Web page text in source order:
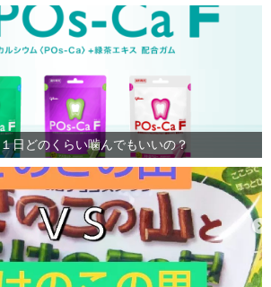
日どのくらい噛んでもいいの？